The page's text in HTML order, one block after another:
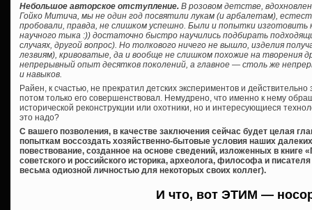
Небольшое авторское отступление. В розовом детстве,
Гойко Митича, мы не один год посвятили лукам (и арбалетам),
пробовали, правда, не слишком успешно. Были и попытки
научного тыка :)) достаточно быстро научились подбирать
случаях, другой вопрос). Но толкового ничего не вышло, изделия
лезвиям), кривоватые, да и вообще не слишком похожие на творения
непрерывный опыт десятков поколений, а главное — столь же
и навыков.
Райен, к счастью, не прекратил детских экспериментов и действительно
потом только его совершенствовал. Немудрено, что именно к нему
исторической реконструкции или охотники, но и интересующиеся
это надо?
С вашего позволения, в качестве заключения сейчас будет целая
попыткам воссоздать хозяйственно-бытовые условия наших
повествование, созданное на основе сведений, изложенных в книге
советского и российского историка, археолога, философа и
весьма одиозной личностью для некоторых своих коллег).
И что, вот ЭТИМ —